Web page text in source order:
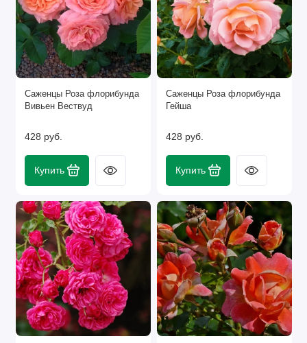
Саженцы Роза флорибунда
Вивьен Вествуд
428 руб.
Купить
Саженцы Роза флорибунда
Гейша
428 руб.
Купить